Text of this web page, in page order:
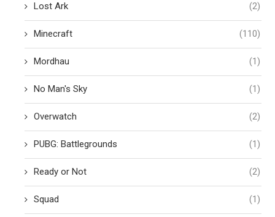
Lost Ark (2)
Minecraft (110)
Mordhau (1)
No Man's Sky (1)
Overwatch (2)
PUBG: Battlegrounds (1)
Ready or Not (2)
Squad (1)